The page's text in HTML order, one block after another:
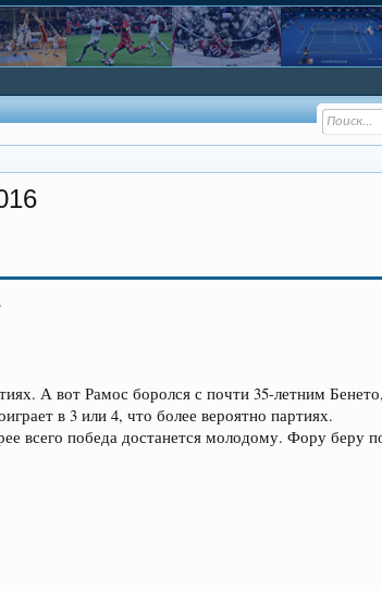
А вот Рамос боролся с почти 35-летним
в 3 или 4, что более вероятно партиях.
всего победа достанется молодому. Фору беру